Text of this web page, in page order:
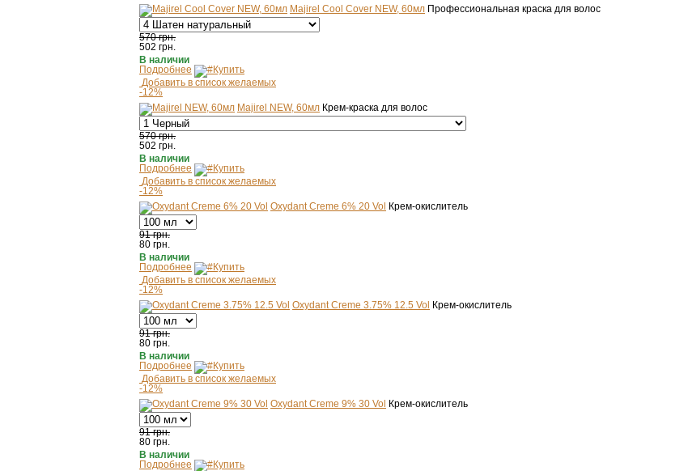
Majirel Cool Cover NEW, 60мл Профессиональная краска для волос
570 грн.
502 грн.
В наличии
Подробнее
Купить
Добавить в список желаемых
-12%
Majirel NEW, 60мл Крем-краска для волос
570 грн.
502 грн.
В наличии
Подробнее
Купить
Добавить в список желаемых
-12%
Oxydant Creme 6% 20 Vol Крем-окислитель
91 грн.
80 грн.
В наличии
Подробнее
Купить
Добавить в список желаемых
-12%
Oxydant Creme 3.75% 12.5 Vol Крем-окислитель
91 грн.
80 грн.
В наличии
Подробнее
Купить
Добавить в список желаемых
-12%
Oxydant Creme 9% 30 Vol Крем-окислитель
91 грн.
80 грн.
В наличии
Подробнее
Купить